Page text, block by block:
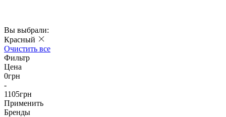
Вы выбрали:
Красный
Очистить все
Фильтр
Цена
0грн
-
1105грн
Применить
Бренды